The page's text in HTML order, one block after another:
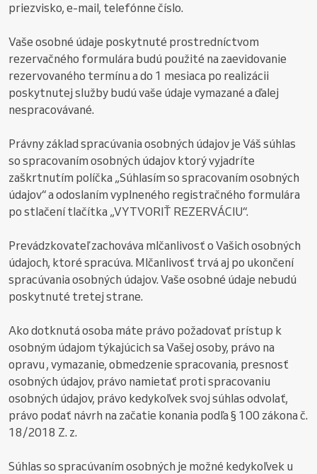
priezvisko, e-mail, telefónne číslo.
Vaše osobné údaje poskytnuté prostredníctvom
rezervačného formulára budú použité na zaevidovanie
rezervovaného termínu a do 1 mesiaca po realizácii
poskytnutej služby budú vaše údaje vymazané a ďalej
nespracovávané.
Právny základ spracúvania osobných údajov je Váš súhlas
so spracovaním osobných údajov ktorý vyjadríte
zaškrtnutím políčka „Súhlasím so spracovaním osobných
údajov“ a odoslaním vyplneného registračného formulára
po stlačení tlačítka „VYTVORIŤ REZERVÁCIU“.
Prevádzkovateľ zachováva mlčanlivosť o Vašich osobných
údajoch, ktoré spracúva. Mlčanlivosť trvá aj po ukončení
spracúvania osobných údajov. Vaše osobné údaje nebudú
poskytnuté tretej strane.
Ako dotknutá osoba máte právo požadovať prístup k
osobným údajom týkajúcich sa Vašej osoby, právo na
opravu , vymazanie, obmedzenie spracovania, presnosť
osobných údajov, právo namietať proti spracovaniu
osobných údajov, právo kedykoľvek svoj súhlas odvolať,
právo podať návrh na začatie konania podľa § 100 zákona č.
18/2018 Z. z.
Súhlas so spracúvaním osobných je možné kedykoľvek u